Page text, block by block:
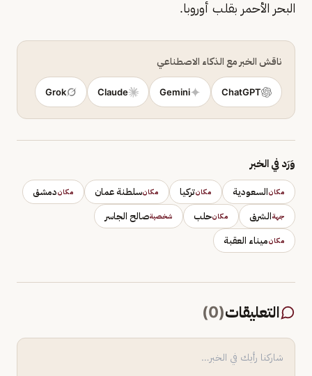
البحر الأحمر بقلب أوروبا.
ناقش الخبر مع الذكاء الاصطناعي
ChatGPT
Gemini
Claude
Grok
وَرَد في الخبر
مكانالسعودية مكانتركيا مكانسلطنة عمان مكاندمشق
جهةالشرق مكانحلب شخصيةصالح الجاسر
مكانميناء العقبة
التعليقات(
0
)